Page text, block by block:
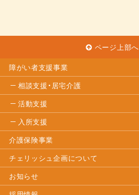
ページ上部へ
障がい者支援事業
相談支援・居宅介護
活動支援
入所支援
介護保険事業
チェリッシュ企画について
お知らせ